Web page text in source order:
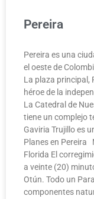
Pereira
Pereira es una
el oeste de
La plaza principal,
héroe de la
La Catedral de
tiene un complejo
Gaviria Trujillo es
Planes en Pereira
Florida El
a veinte (20)
Otún. Todo un
componentes